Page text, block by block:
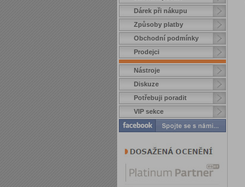
Dárek při nákupu
Způsoby platby
Obchodní podmínky
Prodejci
Nástroje
Diskuze
Potřebuji poradit
VIP sekce